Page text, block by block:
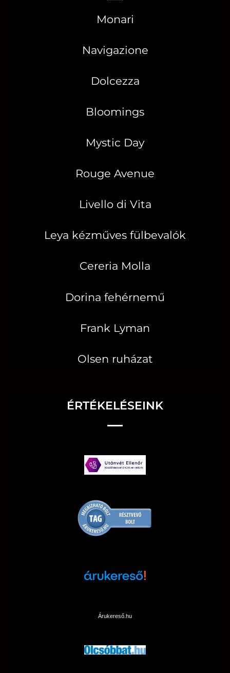
Monari
Navigazione
Dolcezza
Bloomings
Mystic Day
Rouge Avenue
Livello di Vita
Leya kézműves fülbevalók
Cereria Molla
Dorina fehérnemű
Frank Lyman
Olsen ruházat
ÉRTÉKELÉSEINK
Árukereső.hu